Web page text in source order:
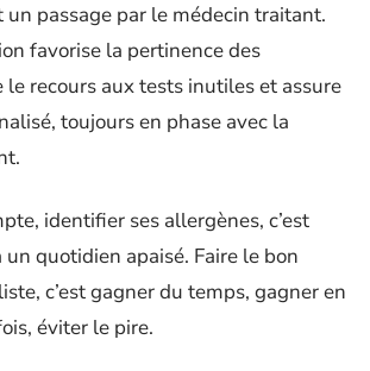
un passage par le médecin traitant.
favorise la pertinence des
recours aux tests inutiles et assure
toujours en phase avec la
identifier ses allergènes, c’est
quotidien apaisé. Faire le bon
c’est gagner du temps, gagner en
éviter le pire.